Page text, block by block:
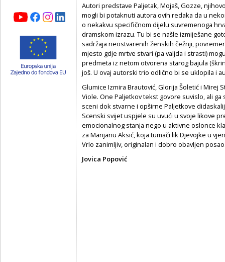
Autori predstave Paljetak, Mojaš, Gozze,
mogli bi potaknuti autora ovih redaka da u
o nekakvu specifičnom dijelu suvremenoga
dramskom izrazu. Tu bi se našle izmiješane
sadržaja neostvarenih ženskih čežnji,
mjesto gdje mrtve stvari (pa valjda i strasti)
predmeta iz netom otvorena starog bajula
još. U ovaj autorski trio odlično bi se uklopila i
Glumice Izmira Brautović, Glorija Šoletić i Mirej
Viole. One Paljetkov tekst govore suvislo, ali
sceni dok stvarne i opširne Paljetkove
Scenski svijet uspjele su uvući u svoje likove
emocionalnog stanja nego u aktivne oslonce
za Marijanu Aksić, koja tumači lik Djevojke u
Vrlo zanimljiv, originalan i dobro obavljen
Jovica Popović